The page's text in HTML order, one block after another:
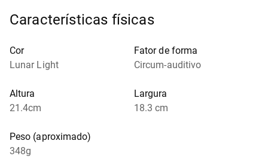
Características físicas
Cor
Lunar Light
Fator de forma
Circum-auditivo
Altura
21.4cm
Largura
18.3 cm
Peso (aproximado)
348g